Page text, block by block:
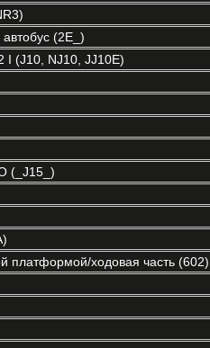
(2E_)
I (J10, NJ10, JJ10E)
(_J15_)
платформой/ходовая часть (602)